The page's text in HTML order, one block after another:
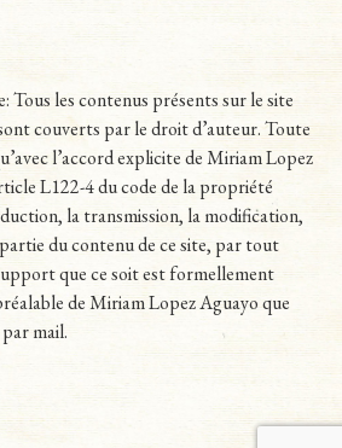
les contenus présents sur le site
couverts par le droit d’auteur. Toute
l’accord explicite de Miriam Lopez
L122-4 du code de la propriété
la transmission, la modification,
du contenu de ce site, par tout
que ce soit est formellement
de Miriam Lopez Aguayo que
mail.